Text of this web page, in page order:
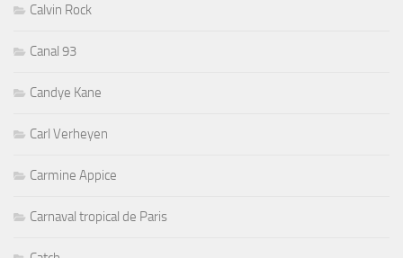
Calvin Rock
Canal 93
Candye Kane
Carl Verheyen
Carmine Appice
Carnaval tropical de Paris